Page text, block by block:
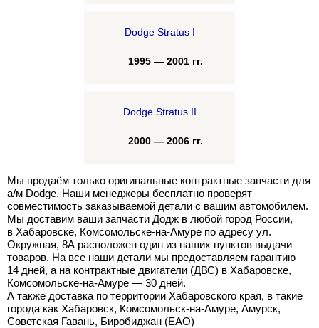
Dodge Stratus I
1995 — 2001 гг.
Dodge Stratus II
2000 — 2006 гг.
Мы продаём только оригинальные контрактные запчасти для
а/м Dodge. Наши менеджеры бесплатно проверят
совместимость заказываемой детали с вашим автомобилем.
Мы доставим ваши запчасти Додж в любой город России,
в Хабаровске, Комсомольске-на-Амуре по адресу ул.
Окружная, 8А расположен один из наших пунктов выдачи
товаров. На все наши детали мы предоставляем гарантию
14 дней, а на контрактные двигатели (ДВС) в Хабаровске,
Комсомольске-на-Амуре — 30 дней.
А также доставка по территории Хабаровского края, в такие
города как Хабаровск, Комсомольск-на-Амуре, Амурск,
Советская Гавань, Биробиджан (ЕАО)